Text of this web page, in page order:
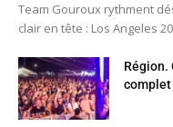
Team Gouroux rythment
clair en tête : Los Angeles
Région.
complet